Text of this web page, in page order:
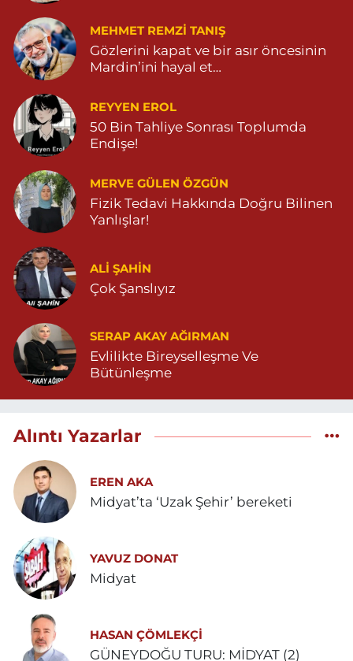
MEHMET REMZI TANIŞ
Gözlerini kapat ve bir asır öncesinin
Mardin’ini hayal et…
REYYEN EROL
50 Bin Tahliye Sonrası Toplumda
Endişe!
MERVE GÜLEN ÖZGÜN
Fizik Tedavi Hakkında Doğru Bilinen
Yanlışlar!
ALI ŞAHİN
Çok Şanslıyız
SERAP AKAY AĞIRMAN
Evlilikte Bireyselleşme Ve
Bütünleşme
Alıntı Yazarlar
EREN AKA
Midyat’ta ‘Uzak Şehir’ bereketi
YAVUZ DONAT
Midyat
HASAN ÇÖMLEKÇİ
GÜNEYDOĞU TURU: MİDYAT (2)